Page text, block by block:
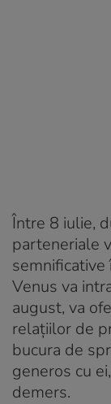
Între 8 iulie,
parteneriale
Venus va
august, va
relațiilor de
bucura de
generos cu
demers.